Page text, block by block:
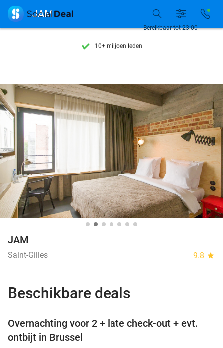
7 dagen per week beschikbaar
10+ miljoen leden
7 dagen per week beschikbaar
10+ miljoen leden
Bereikbaar tot 23:00
 JAM
JAM
Saint-Gilles 9.8 star
Beschikbare deals
Overnachting voor 2 + late check-out + evt.
ontbijt in Brussel